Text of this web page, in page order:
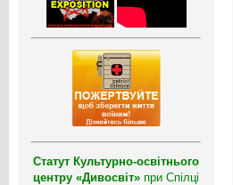
Статут Культурно-освітнього
центру «Дивосвіт» при Спілці